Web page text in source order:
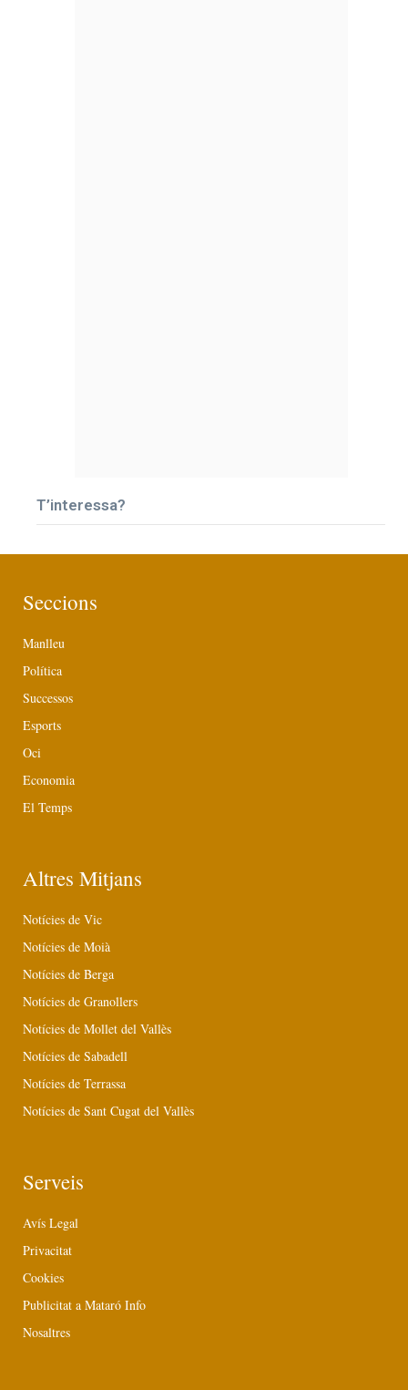
T’interessa?
Seccions
Manlleu
Política
Successos
Esports
Oci
Economia
El Temps
Altres Mitjans
Notícies de Vic
Notícies de Moià
Notícies de Berga
Notícies de Granollers
Notícies de Mollet del Vallès
Notícies de Sabadell
Notícies de Terrassa
Notícies de Sant Cugat del Vallès
Serveis
Avís Legal
Privacitat
Cookies
Publicitat a Mataró Info
Nosaltres